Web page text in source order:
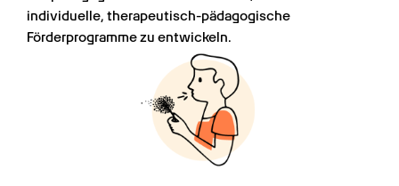
individuelle, therapeutisch-pädagogische
Förderprogramme zu entwickeln.